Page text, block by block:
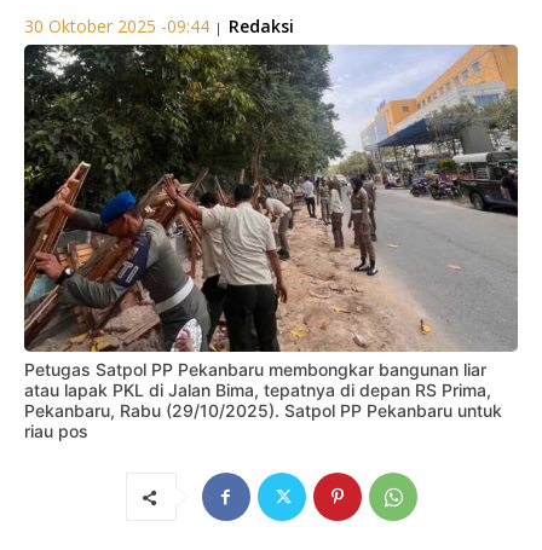
30 Oktober 2025 -09:44 | Redaksi
Petugas Satpol PP Pekanbaru membongkar bangunan liar
atau lapak PKL di Jalan Bima, tepatnya di depan RS Prima,
Pekanbaru, Rabu (29/10/2025). Satpol PP Pekanbaru untuk
riau pos